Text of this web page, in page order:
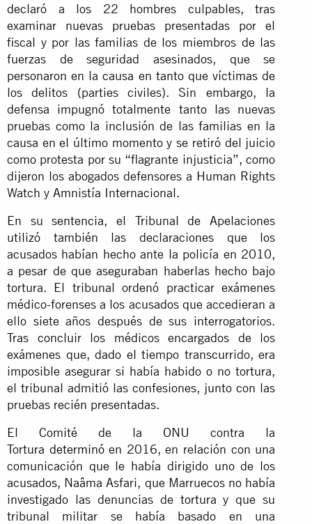
declaró a los 22 hombres culpables, tras
examinar nuevas pruebas presentadas por el
fiscal y por las familias de los miembros de las
fuerzas de seguridad asesinados, que se
personaron en la causa en tanto que víctimas de
los delitos (parties civiles). Sin embargo, la
defensa impugnó totalmente tanto las nuevas
pruebas como la inclusión de las familias en la
causa en el último momento y se retiró del juicio
como protesta por su “flagrante injusticia”, como
dijeron los abogados defensores a Human Rights
Watch y Amnistía Internacional.
En su sentencia, el Tribunal de Apelaciones
utilizó también las declaraciones que los
acusados habían hecho ante la policía en 2010,
a pesar de que aseguraban haberlas hecho bajo
tortura. El tribunal ordenó practicar exámenes
médico-forenses a los acusados que accedieran a
ello siete años después de sus interrogatorios.
Tras concluir los médicos encargados de los
exámenes que, dado el tiempo transcurrido, era
imposible asegurar si había habido o no tortura,
el tribunal admitió las confesiones, junto con las
pruebas recién presentadas.
El Comité de la ONU contra la
Tortura determinóen 2016, en relación con una
comunicación que le había dirigido uno de los
acusados, Naâma Asfari, que Marruecos no había
investigado las denuncias de tortura y que su
tribunal militar se había basado en una